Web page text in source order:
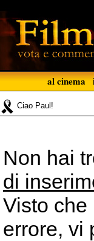
al cinema
Ciao Paul!
Non hai
di
Visto che
errore, vi